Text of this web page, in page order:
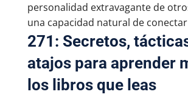
personalidad extravagante de
una capacidad natural de
271: Secretos,
atajos para aprender
los libros que leas